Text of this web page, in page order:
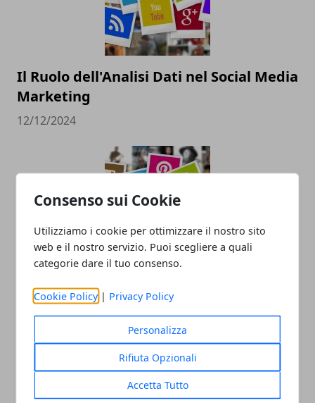
Consenso sui Cookie
Utilizziamo i cookie per ottimizzare il nostro sito
web e il nostro servizio. Puoi scegliere a quali
categorie dare il tuo consenso.
Cookie Policy | Privacy Policy
Personalizza
Rifiuta Opzionali
Accetta Tutto
Il Ruolo dell'Analisi Dati nel Social Media
Marketing
12/12/2024
Pubblicità sui social: come farla e
perché è importante
30/12/2022